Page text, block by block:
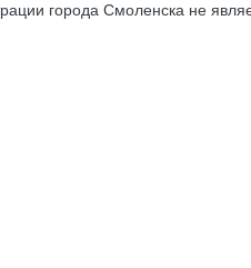
города Смоленска не